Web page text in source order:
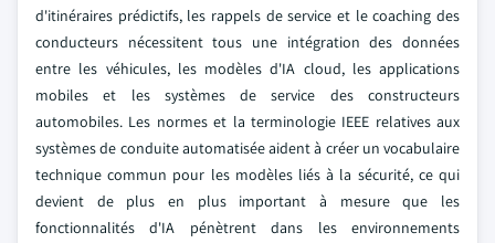
d'itinéraires prédictifs, les rappels de service et le coaching des
conducteurs nécessitent tous une intégration des données
entre les véhicules, les modèles d'IA cloud, les applications
mobiles et les systèmes de service des constructeurs
automobiles. Les normes et la terminologie IEEE relatives aux
systèmes de conduite automatisée aident à créer un vocabulaire
technique commun pour les modèles liés à la sécurité, ce qui
devient de plus en plus important à mesure que les
fonctionnalités d'IA pénètrent dans les environnements